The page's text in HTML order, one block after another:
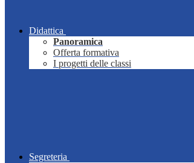
Didattica
Panoramica
Offerta formativa
I progetti delle classi
Segreteria